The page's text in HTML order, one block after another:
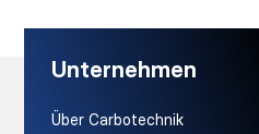
Unternehmen
Über Carbotechnik